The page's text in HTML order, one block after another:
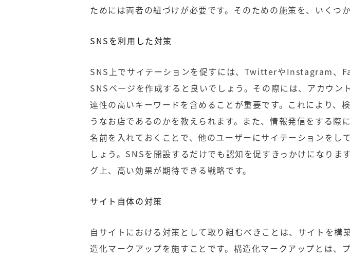
ためには両者の紐づけが必要です。そのための施策を、いくつか
SNSを利用した対策
SNS上でサイテーションを促すには、TwitterやInstagram、
SNSページを作成すると良いでしょう。その際には、アカウン
連性の高いキーワードを含めることが重要です。これにより、
うなお店であるのかを教えられます。また、情報発信をする際
名前を入れておくことで、他のユーザーにサイテーションをし
しょう。SNSを開設するだけでも認知を促すきっかけになりま
グ上、高い効果が期待できる戦略です。
サイト自体の対策
自サイトにおける対策として取り組むべきことは、サイトを構
造化マークアップを施すことです。構造化マークアップとは、